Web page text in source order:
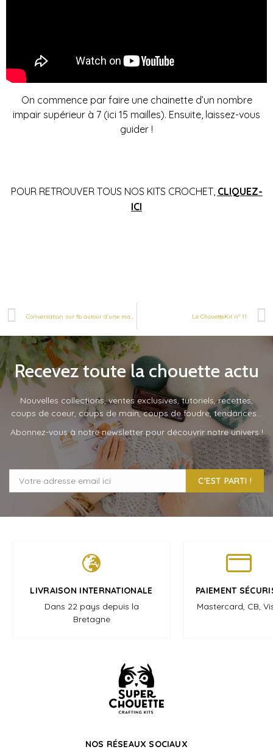
On commence par faire une chainette d’un nombre
impair supérieur à 7 (ici 15 mailles). Ensuite, laissez-vous
guider !
POUR RETROUVER TOUS NOS KITS CROCHET, CLIQUEZ-
ICI
Le ChouetteKit n° 11
Recevez toute la chouette actu
Nouvelles collections, ventes exclusives, tutoriels, recettes,
coups de coeur, coups de main, coups de foudre, tendances…
Abonnez-vous à notre newsletter pour découvrir notre univers !
C'EST PARTI !
LIVRAISON INTERNATIONALE
Dans 22 pays depuis la
Bretagne
PAIEMENT
Mastercard, CB,
NOS RÉSEAUX SOCIAUX